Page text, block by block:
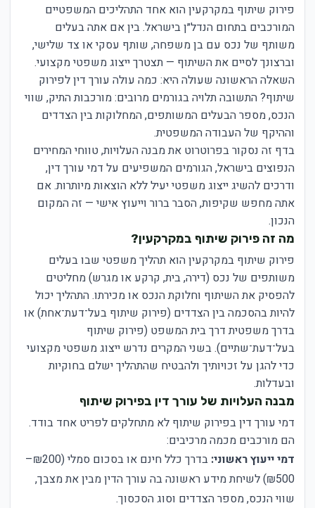
פירוק שיתוף במקרקעין הוא אחד התהליכים המשפטיים
המורכבים בתחום הנדל״ן בישראל. בין אם אתה בעלים
משותף של נכס עם בן משפחה, שותף עסקי או צד שלישי,
וברצונך לסיים את השיתוף — תצטרך ייצוג משפטי מקצועי.
השאלה הראשונה שעולה היא: כמה עולה עורך דין לפירוק
שיתוף? התשובה תלויה בגורמים מרובים: מורכבות התיק, שווי
הנכס, מספר הבעלים המשותפים, המחלוקות בין הצדדים
וההיקף של העבודה המשפטית.
בדף זה נסקור בפרוטרוט את מבנה העלויות, טווחי המחירים
הנפוצים בישראל, הגורמים המשפיעים על דמי עורך דין,
ודרכים להשיג ייצוג משפטי יעיל ללא הוצאות מיותרות. אם
אתה מחפש שקיפות, הסבר ברור וייעוץ אישי — זה המקום
הנכון.
מה זה פירוק שיתוף במקרקעין?
פירוק שיתוף במקרקעין הוא תהליך משפטי שבו בעלים
משותפים של נכס (דירה, בית, קרקע או מגרש) מחליטים
להפסיק את השיתוף וחלוקת הנכס או מכירתו. התהליך יכול
להיות בהסכמה בין הצדדים (פירוק שיתוף בעל־דעת־אחת) או
בדרך משפטית דרך בית המשפט (פירוק שיתוף
בעל־דעת־שתיים). בשני המקרים נדרש ייצוג משפטי מקצועי
כדי להגן על זכויותיך ולהבטיח שהתהליך ישלם בחוקיות
ובעדלות.
מבנה העלויות של עורך דין בפירוק שיתוף
דמי עורך דין בפירוק שיתוף לא מתחלקים לפריט אחד בודד.
הם מורכבים מכמה מרכיבים:
דמי ייעוץ ראשוני:
בדרך כלל חינם או בסכום סמלי (₪200–
₪500) לשיחת מידע ראשונה בה עורך הדין מבין את מצבך,
שווי הנכס, מספר הצדדים וסוג הסכסוך.